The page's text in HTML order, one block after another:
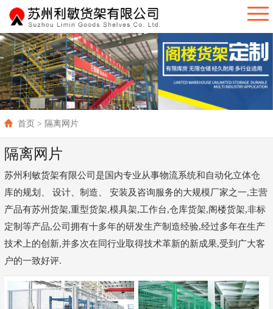
首页 > 隔离网片
隔离网片
苏州利敏货架有限公司是国内专业从事物流系统和自动化立体仓
库的规划、 设计、制造、 安装及咨询服务的大规模厂家之一,主营
产品有苏州货架,重型货架,模具架,工作台,仓库货架,阁楼货架,非标
定制等产品,公司拥有十多年的研发生产制造经验,经过多年在生产
技术上的创新,并多次在同行业取得技术革新的新成果,受到广大客
户的一致好评.